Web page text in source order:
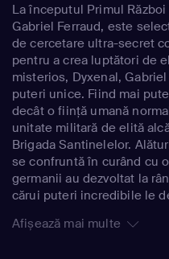
La începutul Primul
Gabriel Ferraud, este
de cercetare ultra-secret
pentru a crea luptători de
misterios, Dyxenal,
puteri unice. Fiind mai
decât o ființă umană
unitate militară de elită
Brigada Santinelelor.
se confruntă în curând cu
germanii au dezvoltat la
cărui puteri incredibile le
câmpul de luptă. Baronul
Afișează mai multe